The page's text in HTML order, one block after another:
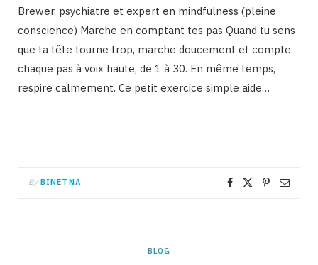
Brewer, psychiatre et expert en mindfulness (pleine
conscience) Marche en comptant tes pas Quand tu sens
que ta tête tourne trop, marche doucement et compte
chaque pas à voix haute, de 1 à 30. En même temps,
respire calmement. Ce petit exercice simple aide…
By BINETNA
BLOG